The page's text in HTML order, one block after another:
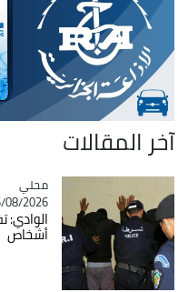
آخر المقالات
Catégorie
محلي
06/08/2026 - 19:21
أشخاص